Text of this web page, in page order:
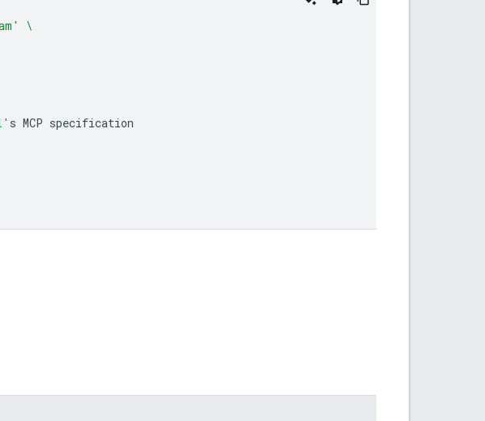
\
s MCP